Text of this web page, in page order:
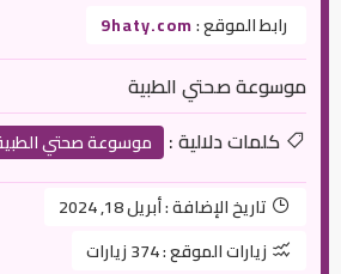
رابط الموقع :9haty.com
موسوعة صحتي الطبية
كلمات دلالية :
موسوعة صحتي
تاريخ الإضافة :أبريل 18, 2024
زيارات الموقع :374 زيارات